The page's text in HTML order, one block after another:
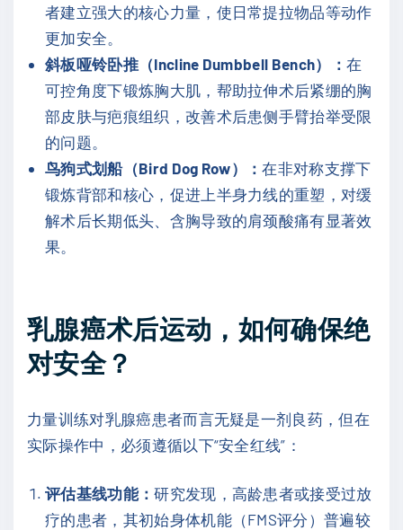
者建立强大的核心力量，使日常提拉物品等动作
更加安全。
斜板哑铃卧推（Incline Dumbbell Bench）： 在
可控角度下锻炼胸大肌，帮助拉伸术后紧绷的胸
部皮肤与疤痕组织，改善术后患侧手臂抬举受限
的问题。
鸟狗式划船（Bird Dog Row）：在非对称支撑下
锻炼背部和核心，促进上半身力线的重塑，对缓
解术后长期低头、含胸导致的肩颈酸痛有显著效
果。
乳腺癌术后运动，如何确保绝
对安全？
力量训练对乳腺癌患者而言无疑是一剂良药，但在
实际操作中，必须遵循以下“安全红线”：
评估基线功能：研究发现，高龄患者或接受过放
疗的患者，其初始身体机能（FMS评分）普遍较